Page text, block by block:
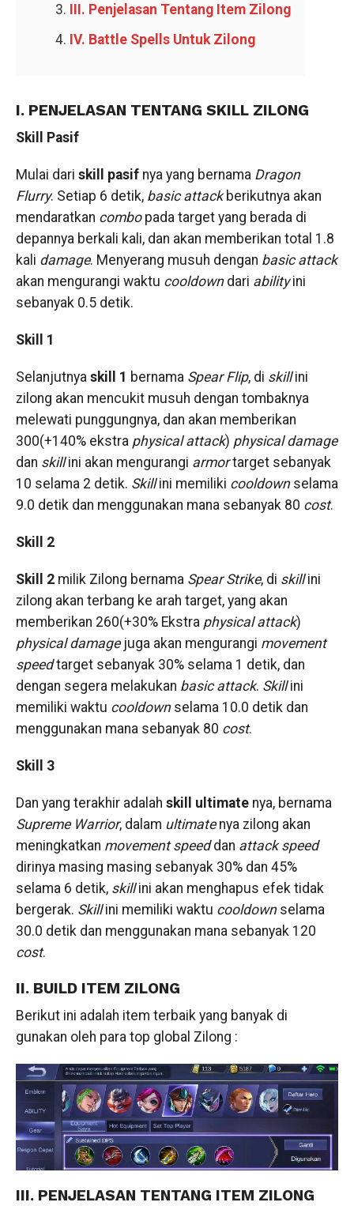
III. Penjelasan Tentang Item Zilong
IV. Battle Spells Untuk Zilong
I. PENJELASAN TENTANG SKILL ZILONG
Skill Pasif
Mulai dari skill pasifnya yang bernama Dragon
Flurry. Setiap 6 detik, basic attackberikutnya akan
mendaratkan combopada target yang berada di
depannya berkali kali, dan akan memberikan total 1.8
kali damage. Menyerang musuh dengan basic attack
akan mengurangi waktu cooldowndari abilityini
sebanyak 0.5 detik.
Skill 1
Selanjutnya skill 1 bernama Spear Flip, di skillini
zilong akan mencukit musuh dengan tombaknya
melewati punggungnya, dan akan memberikan
300(+140% ekstra physical attack) physical damage
dan skillini akan mengurangi armortarget sebanyak
10 selama 2 detik. Skillini memiliki cooldownselama
9.0 detik dan menggunakan mana sebanyak 80 cost.
Skill 2
Skill 2milik Zilong bernama Spear Strike, di skillini
zilong akan terbang ke arah target, yang akan
memberikan 260(+30% Ekstra physical attack)
physical damagejuga akan mengurangi movement
speedtarget sebanyak 30% selama 1 detik, dan
dengan segera melakukan basic attack. Skillini
memiliki waktu cooldownselama 10.0 detik dan
menggunakan mana sebanyak 80 cost.
Skill 3
Dan yang terakhir adalah skill ultimatenya, bernama
Supreme Warrior, dalam ultimatenya zilong akan
meningkatkan movement speeddan attack speed
dirinya masing masing sebanyak 30% dan 45%
selama 6 detik, skillini akan menghapus efek tidak
bergerak. Skillini memiliki waktu cooldownselama
30.0 detik dan menggunakan mana sebanyak 120
cost.
II. BUILD ITEM ZILONG
Berikut ini adalah item terbaik yang banyak di
gunakan oleh para top global Zilong :
III. PENJELASAN TENTANG ITEM ZILONG